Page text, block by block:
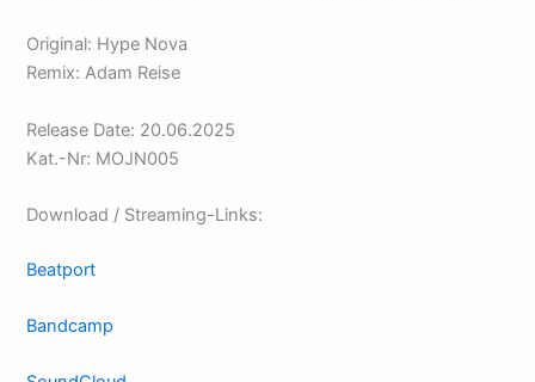
Original: Hype Nova
Remix: Adam Reise
Release Date: 20.06.2025
Kat.-Nr: MOJN005
Download / Streaming-Links:
Beatport
Bandcamp